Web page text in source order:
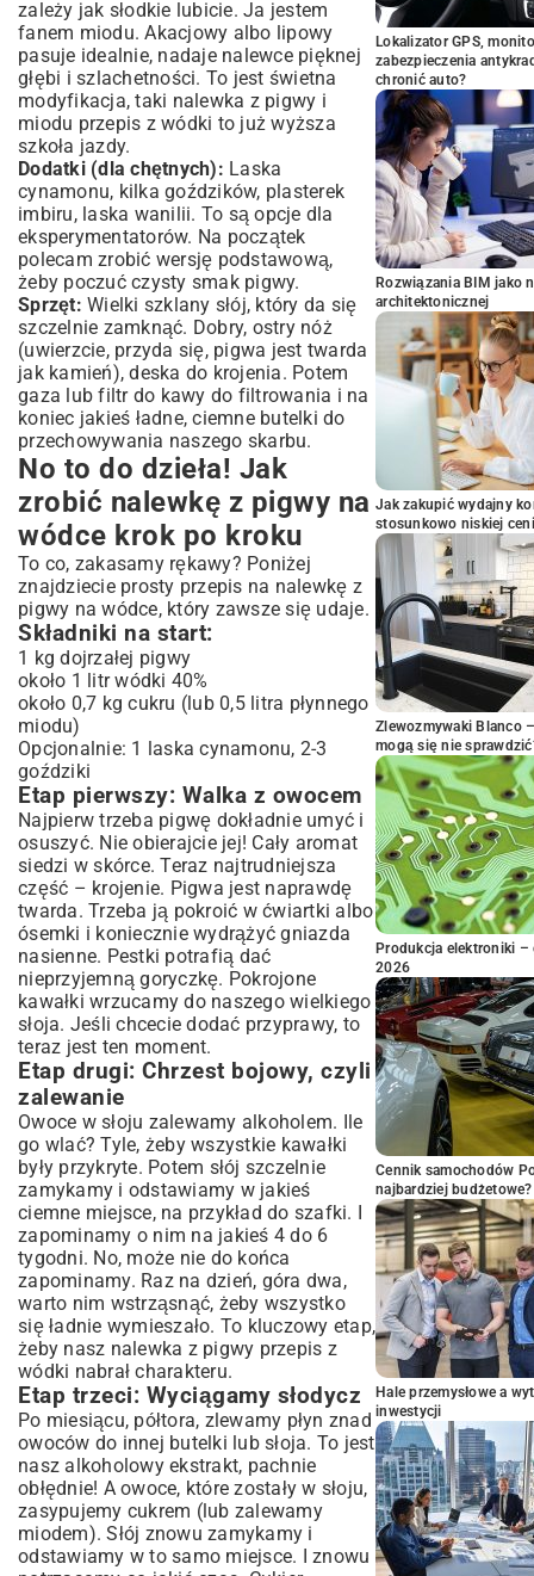
zależy jak słodkie lubicie. Ja jestem
fanem miodu. Akacjowy albo lipowy
pasuje idealnie, nadaje nalewce pięknej
głębi i szlachetności. To jest świetna
modyfikacja, taki nalewka z pigwy i
miodu przepis z wódki to już wyższa
szkoła jazdy.
Dodatki (dla chętnych): Laska
cynamonu, kilka goździków, plasterek
imbiru, laska wanilii. To są opcje dla
eksperymentatorów. Na początek
polecam zrobić wersję podstawową,
żeby poczuć czysty smak pigwy.
Sprzęt: Wielki szklany słój, który da się
szczelnie zamknąć. Dobry, ostry nóż
(uwierzcie, przyda się, pigwa jest twarda
jak kamień), deska do krojenia. Potem
gaza lub filtr do kawy do filtrowania i na
koniec jakieś ładne, ciemne butelki do
przechowywania naszego skarbu.
No to do dzieła! Jak
zrobić nalewkę z pigwy na
wódce krok po kroku
To co, zakasamy rękawy? Poniżej
znajdziecie prosty przepis na nalewkę z
pigwy na wódce, który zawsze się udaje.
Składniki na start:
1 kg dojrzałej pigwy
około 1 litr wódki 40%
około 0,7 kg cukru (lub 0,5 litra płynnego
miodu)
Opcjonalnie: 1 laska cynamonu, 2-3
goździki
Etap pierwszy: Walka z owocem
Najpierw trzeba pigwę dokładnie umyć i
osuszyć. Nie obierajcie jej! Cały aromat
siedzi w skórce. Teraz najtrudniejsza
część – krojenie. Pigwa jest naprawdę
twarda. Trzeba ją pokroić w ćwiartki albo
ósemki i koniecznie wydrążyć gniazda
nasienne. Pestki potrafią dać
nieprzyjemną goryczkę. Pokrojone
kawałki wrzucamy do naszego wielkiego
słoja. Jeśli chcecie dodać przyprawy, to
teraz jest ten moment.
Etap drugi: Chrzest bojowy, czyli
zalewanie
Owoce w słoju zalewamy alkoholem. Ile
go wlać? Tyle, żeby wszystkie kawałki
były przykryte. Potem słój szczelnie
zamykamy i odstawiamy w jakieś
ciemne miejsce, na przykład do szafki. I
zapominamy o nim na jakieś 4 do 6
tygodni. No, może nie do końca
zapominamy. Raz na dzień, góra dwa,
warto nim wstrząsnąć, żeby wszystko
się ładnie wymieszało. To kluczowy etap,
żeby nasz nalewka z pigwy przepis z
wódki nabrał charakteru.
Etap trzeci: Wyciągamy słodycz
Po miesiącu, półtora, zlewamy płyn znad
owoców do innej butelki lub słoja. To jest
nasz alkoholowy ekstrakt, pachnie
obłędnie! A owoce, które zostały w słoju,
zasypujemy cukrem (lub zalewamy
miodem). Słój znowu zamykamy i
odstawiamy w to samo miejsce. I znowu
Lokalizator GPS,
zabezpieczenia
chronić auto?
Rozwiązania BIM jako
architektonicznej
Jak zakupić wydajny
stosunkowo niskiej
Zlewozmywaki Blanco
mogą się nie
Produkcja elektroniki –
2026
Cennik samochodów
najbardziej budżetowe?
Hale przemysłowe a
inwestycji